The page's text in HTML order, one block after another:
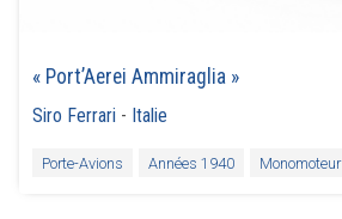
« Port’Aerei Ammiraglia »
Siro Ferrari - Italie
Porte-Avions Années 1940 Monomoteur